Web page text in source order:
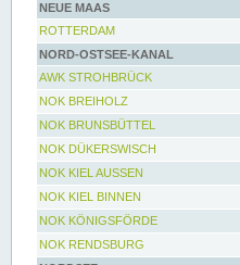
NEUE MAAS
ROTTERDAM
NORD-OSTSEE-KANAL
AWK STROHBRÜCK
NOK BREIHOLZ
NOK BRUNSBÜTTEL
NOK DÜKERSWISCH
NOK KIEL AUSSEN
NOK KIEL BINNEN
NOK KÖNIGSFÖRDE
NOK RENDSBURG